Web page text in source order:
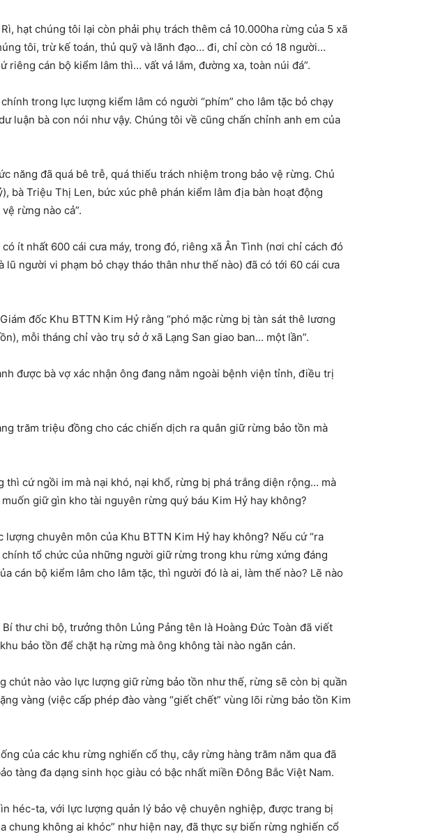
hạt chúng tôi lại còn phải phụ trách thêm cả 10.000ha rừng của 5 xã
tôi, trừ kế toán, thủ quỹ và lãnh đạo… đi, chỉ còn có 18 người…
cán bộ kiểm lâm thì… vất vả lắm, đường xa, toàn núi đá”.
trong lực lượng kiểm lâm có người “phím” cho lâm tặc bỏ chạy
luận bà con nói như vậy. Chúng tôi về cũng chấn chỉnh anh em của
năng đã quá bê trễ, quá thiếu trách nhiệm trong bảo vệ rừng. Chủ
bà Triệu Thị Len, bức xúc phê phán kiểm lâm địa bàn hoạt động
rừng nào cả”.
ít nhất 600 cái cưa máy, trong đó, riêng xã Ân Tình (nơi chỉ cách đó
người vi phạm bỏ chạy tháo thân như thế nào) đã có tới 60 cái cưa
đốc Khu BTTN Kim Hỷ rằng “phó mặc rừng bị tàn sát thê lương
mỗi tháng chỉ vào trụ sở ở xã Lạng San giao ban… một lần”.
được bà vợ xác nhận ông đang nằm ngoài bệnh viện tỉnh, điều trị
trăm triệu đồng cho các chiến dịch ra quân giữ rừng bảo tồn mà
cứ ngồi im mà nại khó, nại khổ, rừng bị phá trắng diện rộng… mà
giữ gìn kho tài nguyên rừng quý báu Kim Hỷ hay không?
chuyên môn của Khu BTTN Kim Hỷ hay không? Nếu cứ “ra
tổ chức của những người giữ rừng trong khu rừng xứng đáng
cán bộ kiểm lâm cho lâm tặc, thì người đó là ai, làm thế nào? Lẽ nào
thư chi bộ, trưởng thôn Lủng Pảng tên là Hoàng Đức Toàn đã viết
bảo tồn để chặt hạ rừng mà ông không tài nào ngăn cản.
chút nào vào lực lượng giữ rừng bảo tồn như thế, rừng sẽ còn bị quần
vàng (việc cấp phép đào vàng “giết chết” vùng lõi rừng bảo tồn Kim
của các khu rừng nghiến cổ thụ, cây rừng hàng trăm năm qua đã
tàng đa dạng sinh học giàu có bậc nhất miền Đông Bắc Việt Nam.
héc-ta, với lực lượng quản lý bảo vệ chuyên nghiệp, được trang bị
chung không ai khóc” như hiện nay, đã thực sự biến rừng nghiến cổ